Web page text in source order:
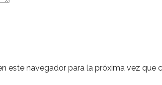
este navegador para la próxima vez que